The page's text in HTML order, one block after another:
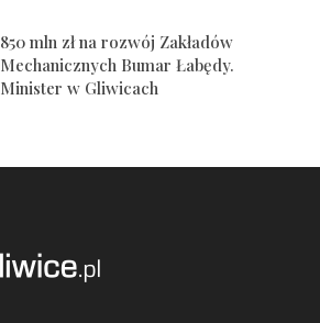
850 mln zł na rozwój Zakładów
Mechanicznych Bumar Łabędy.
Minister w Gliwicach